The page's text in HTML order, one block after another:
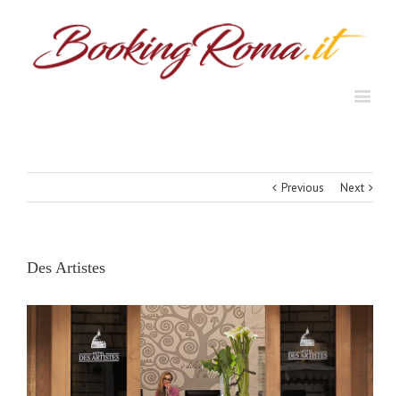
Previous Next
Des Artistes
Image